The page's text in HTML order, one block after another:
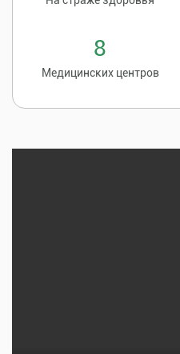
8
Медицинских центров